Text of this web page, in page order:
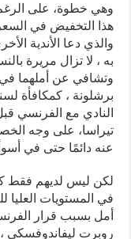
وهي خطوة، على
والذي دعا الأندية
به ، لا تزال مريرة
وتشافي عن أملهما في
برشلونة ، كمكافأة
النادي مع الفرنسي
تيراسا، على وجه
عنه دائمًا حتى في
لكن ليس لديهم فقط
في المستويات العليا
أمل بسبب قرار
روبرت ليفاندوفسكي